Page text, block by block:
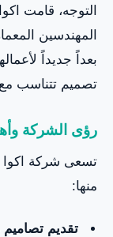
التوجه، قامت
المهندسين
بعداً جديداً
تصميم تتناسب مع
رؤى الشركة
تسعى شركة اكوا
منها:
تقديم تصاميم